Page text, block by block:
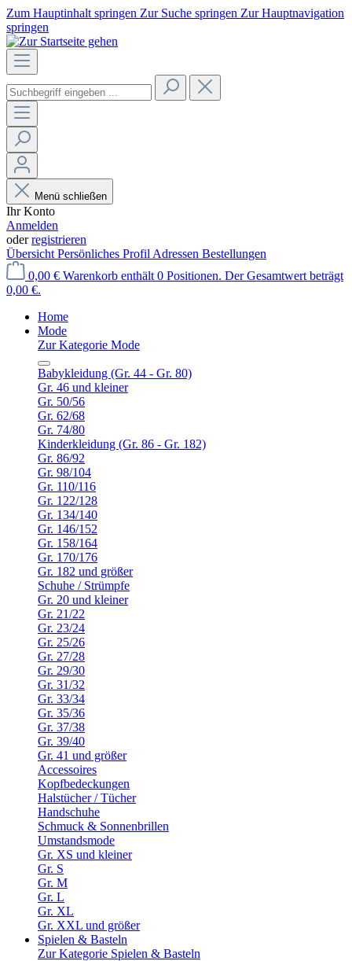
Zum Hauptinhalt springen Zur Suche springen Zur Hauptnavigation
springen
Menü schließen
Ihr Konto
Anmelden
oderregistrieren
Übersicht Persönliches Profil Adressen Bestellungen
0,00 € Warenkorb enthält 0 Positionen. Der Gesamtwert beträgt
0,00 €.
Home
Mode
Zur Kategorie Mode
Babykleidung (Gr. 44 - Gr. 80)
Gr. 46 und kleiner
Gr. 50/56
Gr. 62/68
Gr. 74/80
Kinderkleidung (Gr. 86 - Gr. 182)
Gr. 86/92
Gr. 98/104
Gr. 110/116
Gr. 122/128
Gr. 134/140
Gr. 146/152
Gr. 158/164
Gr. 170/176
Gr. 182 und größer
Schuhe / Strümpfe
Gr. 20 und kleiner
Gr. 21/22
Gr. 23/24
Gr. 25/26
Gr. 27/28
Gr. 29/30
Gr. 31/32
Gr. 33/34
Gr. 35/36
Gr. 37/38
Gr. 39/40
Gr. 41 und größer
Accessoires
Kopfbedeckungen
Halstücher / Tücher
Handschuhe
Schmuck & Sonnenbrillen
Umstandsmode
Gr. XS und kleiner
Gr. S
Gr. M
Gr. L
Gr. XL
Gr. XXL und größer
Spielen & Basteln
Zur Kategorie Spielen & Basteln